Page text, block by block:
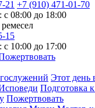
21 +7 (910) 471-01-70
08:00 до 18:00
15
10:00 до 17:00
Этот день
Подготовка
Пожертвовать